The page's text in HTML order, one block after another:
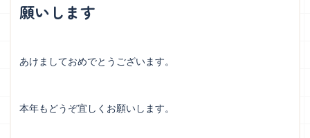
願いします
あけましておめでとうございます。
本年もどうぞ宜しくお願いします。